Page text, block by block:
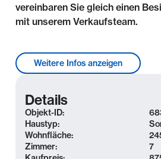
vereinbaren Sie gleich einen
mit unserem Verkaufsteam.
Lage & Umgebung
Innenstadt und wird im Süden
begrenzt, deren Deiche als
werden. Der Stadtteil zeichnet
Grünflächen, insbesondere den
zählt zu den grünsten
Weitere Infos anzeigen
Details
Objekt-ID:
Haustyp:
Wohnfläche:
Zimmer:
7